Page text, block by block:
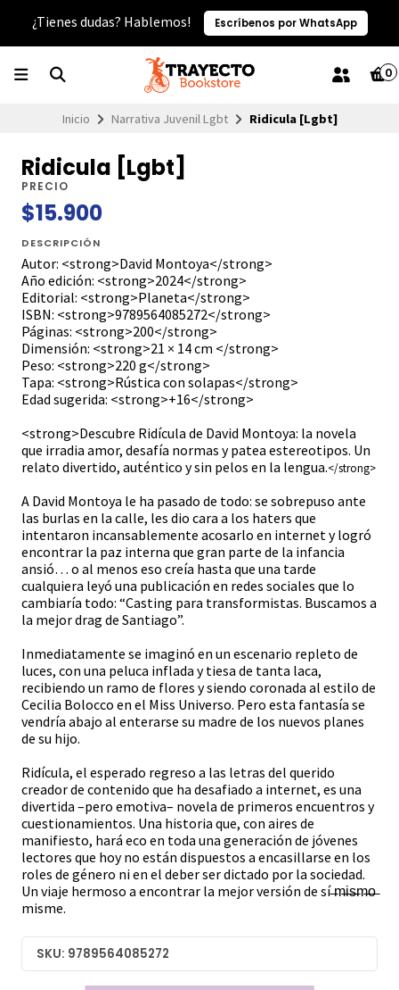
¿Tienes dudas? Hablemos! Escríbenos por WhatsApp
0
Inicio Narrativa Juvenil Lgbt Ridicula [Lgbt]
Ridicula [Lgbt]
PRECIO
$15.900
DESCRIPCIÓN
Autor: <strong>David Montoya</strong>
Año edición: <strong>2024</strong>
Editorial: <strong>Planeta</strong>
ISBN: <strong>9789564085272</strong>
Páginas: <strong>200</strong>
Dimensión: <strong>21 × 14 cm </strong>
Peso: <strong>220 g</strong>
Tapa: <strong>Rústica con solapas</strong>
Edad sugerida: <strong>+16</strong>
<strong>Descubre Ridícula de David Montoya: la novela
que irradia amor, desafía normas y patea estereotipos. Un
relato divertido, auténtico y sin pelos en la lengua.</strong>
A David Montoya le ha pasado de todo: se sobrepuso ante
las burlas en la calle, les dio cara a los haters que
intentaron incansablemente acosarlo en internet y logró
encontrar la paz interna que gran parte de la infancia
ansió… o al menos eso creía hasta que una tarde
cualquiera leyó una publicación en redes sociales que lo
cambiaría todo: “Casting para transformistas. Buscamos a
la mejor drag de Santiago”.
Inmediatamente se imaginó en un escenario repleto de
luces, con una peluca inflada y tiesa de tanta laca,
recibiendo un ramo de flores y siendo coronada al estilo de
Cecilia Bolocco en el Miss Universo. Pero esta fantasía se
vendría abajo al enterarse su madre de los nuevos planes
de su hijo.
Ridícula, el esperado regreso a las letras del querido
creador de contenido que ha desafiado a internet, es una
divertida –pero emotiva– novela de primeros encuentros y
cuestionamientos. Una historia que, con aires de
manifiesto, hará eco en toda una generación de jóvenes
lectores que hoy no están dispuestos a encasillarse en los
roles de género ni en el deber ser dictado por la sociedad.
Un viaje hermoso a encontrar la mejor versión de sí ̶m̶i̶s̶m̶o̶
misme.
SKU: 9789564085272